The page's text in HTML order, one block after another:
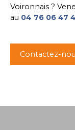
Voironnais ?
au 04 76 06 47
Contactez-